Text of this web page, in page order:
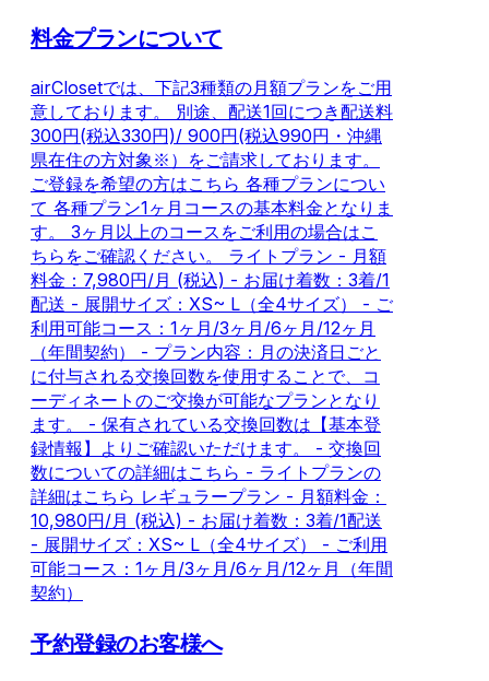
料金プランについて
airClosetでは、下記3種類の月額プランをご用
意しております。 別途、配送1回につき配送料
300円(税込330円)/ 900円(税込990円・沖縄
県在住の方対象※）をご請求しております。
ご登録を希望の方はこちら 各種プランについ
て 各種プラン1ヶ月コースの基本料金となりま
す。 3ヶ月以上のコースをご利用の場合はこ
ちらをご確認ください。 ライトプラン - 月額
料金：7,980円/月 (税込) - お届け着数：3着/1
配送 - 展開サイズ：XS~ L（全4サイズ） - ご
利用可能コース：1ヶ月/3ヶ月/6ヶ月/12ヶ月
（年間契約） - プラン内容：月の決済日ごと
に付与される交換回数を使用することで、コ
ーディネートのご交換が可能なプランとなり
ます。 - 保有されている交換回数は【基本登
録情報】よりご確認いただけます。 - 交換回
数についての詳細はこちら - ライトプランの
詳細はこちら レギュラープラン - 月額料金：
10,980円/月 (税込) - お届け着数：3着/1配送
- 展開サイズ：XS~ L（全4サイズ） - ご利用
可能コース：1ヶ月/3ヶ月/6ヶ月/12ヶ月（年間
契約）
予約登録のお客様へ